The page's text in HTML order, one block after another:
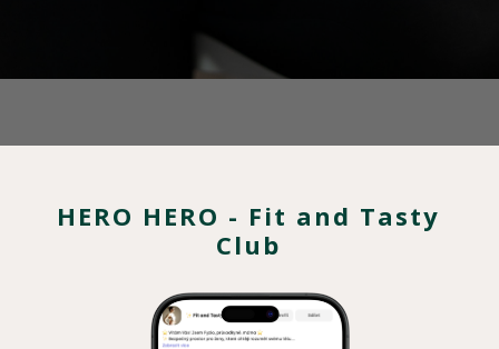
HERO HERO - Fit and Tasty
Club